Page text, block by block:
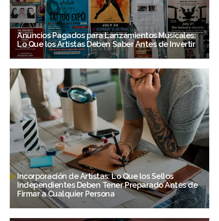
Anuncios Pagados para Lanzamientos Musicales:
Lo Que los Artistas Deben Saber Antes de Invertir
Incorporación de Artistas: Lo Que los Sellos
Independientes Deben Tener Preparado Antes de
Firmar a Cualquier Persona